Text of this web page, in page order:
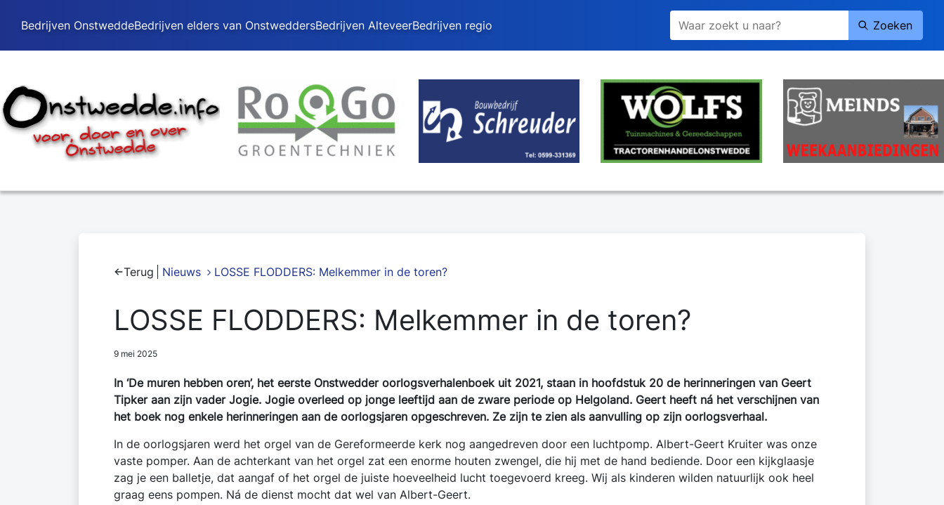
Bedrijven OnstweddeBedrijven elders van OnstweddersBedrijven AlteveerBedrijven regio
Terug Nieuws LOSSE FLODDERS: Melkemmer in de toren?
LOSSE FLODDERS: Melkemmer in de toren?
9 mei 2025
In ‘De muren hebben oren’, het eerste Onstwedder oorlogsverhalenboek uit 2021, staan in hoofdstuk 20 de herinneringen van Geert
Tipker aan zijn vader Jogie. Jogie overleed op jonge leeftijd aan de zware periode op Helgoland. Geert heeft ná het verschijnen van
het boek nog enkele herinneringen aan de oorlogsjaren opgeschreven. Ze zijn te zien als aanvulling op zijn oorlogsverhaal.
In de oorlogsjaren werd het orgel van de Gereformeerde kerk nog aangedreven door een luchtpomp. Albert-Geert Kruiter was onze
vaste pomper. Aan de achterkant van het orgel zat een enorme houten zwengel, die hij met de hand bediende. Door een kijkglaasje
zag je een balletje, dat aangaf of het orgel de juiste hoeveelheid lucht toegevoerd kreeg. Wij als kinderen wilden natuurlijk ook heel
graag eens pompen. Ná de dienst mocht dat wel van Albert-Geert.